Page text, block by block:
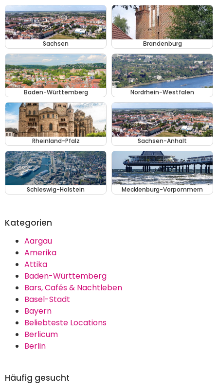
Sachsen Brandenburg
Baden-Württemberg Nordrhein-Westfalen
Rheinland-Pfalz Sachsen-Anhalt
Schleswig-Holstein Mecklenburg-Vorpommern
Kategorien
Aargau
Amerika
Attika
Baden-Württemberg
Bars, Cafés & Nachtleben
Basel-Stadt
Bayern
Beliebteste Locations
Berlicum
Berlin
Häufig gesucht